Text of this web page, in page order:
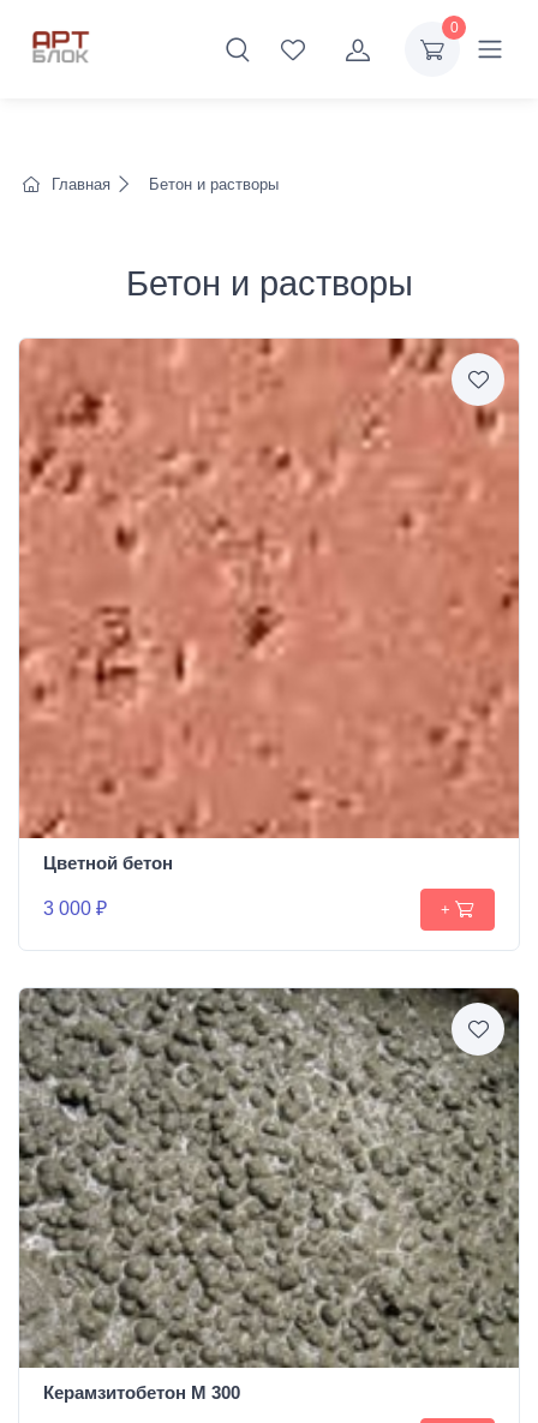
0
Главная Бетон и растворы
Бетон и растворы
Цветной бетон
3 000 ₽ +
Керамзитобетон М 300